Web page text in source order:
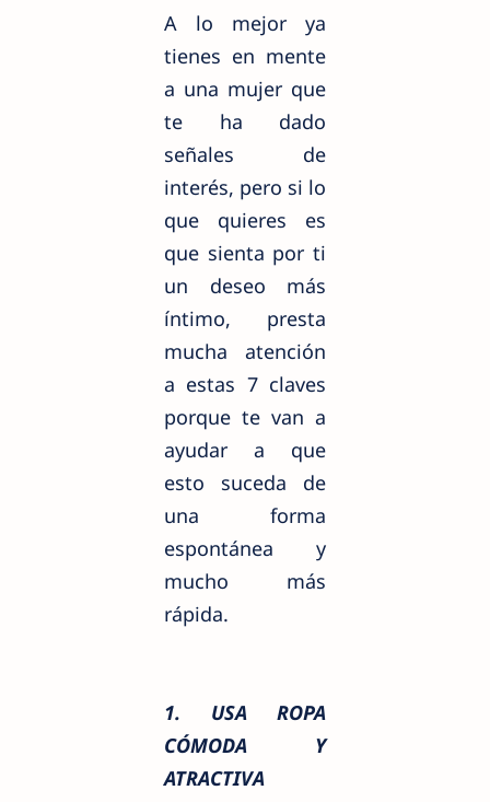
A lo mejor ya
tienes en mente
a una mujer que
te ha dado
señales de
interés, pero si lo
que quieres es
que sienta por ti
un deseo más
íntimo, presta
mucha atención
a estas 7 claves
porque te van a
ayudar a que
esto suceda de
una forma
espontánea y
mucho más
rápida.
1. USA ROPA
CÓMODA Y
ATRACTIVA